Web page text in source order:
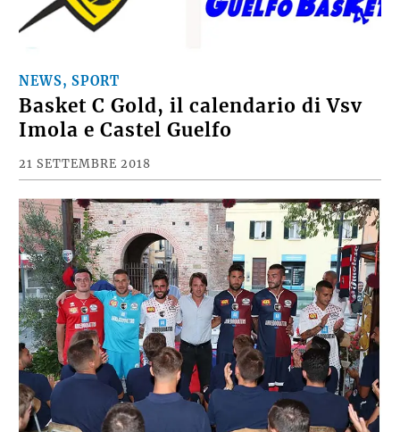
NEWS, SPORT
Basket C Gold, il calendario di Vsv
Imola e Castel Guelfo
21 SETTEMBRE 2018